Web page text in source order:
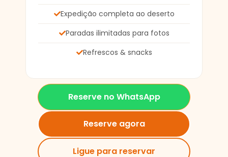
Expedição completa ao deserto
Paradas ilimitadas para fotos
Refrescos & snacks
Reserve no WhatsApp
Reserve agora
Ligue para reservar